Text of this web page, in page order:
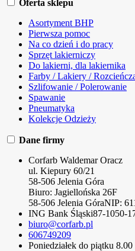
Oferta sklepu
Asortyment BHP
Pierwsza pomoc
Na co dzień i do pracy
Sprzęt lakierniczy
Do lakierni, dla lakiernika
Farby / Lakiery /
Szlifowanie / Polerowanie
Spawanie
Pneumatyka
Kolekcje Odzieży
Dane firmy
Corfarb Waldemar Oracz
ul. Kiepury 60/21
58-506 Jelenia Góra
Biuro: Jagiellońska 26F
58-506 Jelenia GóraNIP:
ING Bank Śląski87-1050-
biuro@corfarb.pl
606749209
Poniedziałek do piątku